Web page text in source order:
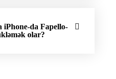
iPhone-da Fapello-
olar?